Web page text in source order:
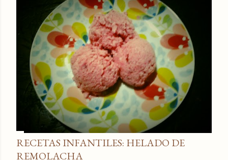
RECETAS INFANTILES: HELADO DE
REMOLACHA